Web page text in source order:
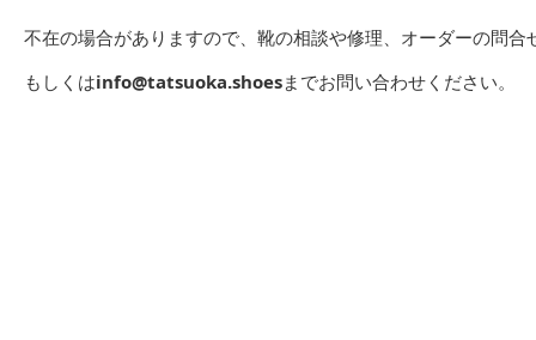
不在の場合がありますので、靴の相談や修理、オーダーの問合
もしくはinfo@tatsuoka.shoesまでお問い合わせください。